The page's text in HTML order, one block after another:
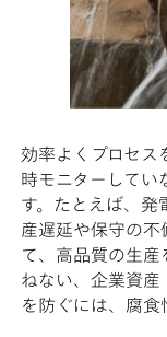
効率よくプロセス
時モニターしてい
す。たとえば、発
産遅延や保守の不
て、高品質の生
ねない、企業資産
を防ぐには、腐